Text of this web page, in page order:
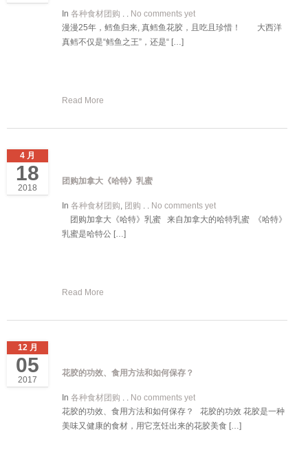
In 各种食材团购 . . No comments yet
漫漫25年，鳕鱼归来, 真鳕鱼花胶，且吃且珍惜！ 大西洋
真鳕不仅是“鳕鱼之王”，还是“ […]
Read More
4 月
18
2018
团购加拿大《哈特》乳蜜
In 各种食材团购, 团购 . . No comments yet
团购加拿大《哈特》乳蜜 来自加拿大的哈特乳蜜 《哈特》
乳蜜是哈特公 […]
Read More
12 月
05
2017
花胶的功效、食用方法和如何保存？
In 各种食材团购
No comments yet
花胶的功效、食用方法和如何保存？ 花胶的功效 花胶是一种
美味又健康的食材，用它烹饪出来的花胶美食 […]